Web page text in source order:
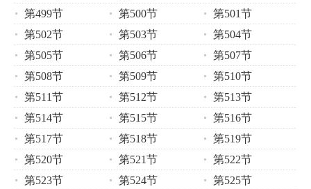
第499节
第500节
第501节
第502节
第503节
第504节
第505节
第506节
第507节
第508节
第509节
第510节
第511节
第512节
第513节
第514节
第515节
第516节
第517节
第518节
第519节
第520节
第521节
第522节
第523节
第524节
第525节